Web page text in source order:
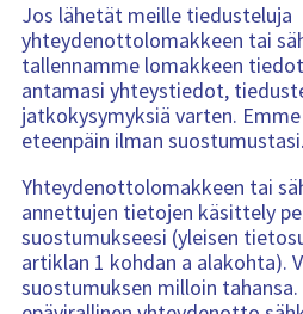
Jos lähetät meille tiedusteluja
yhteydenottolomakkeen tai
tallennamme lomakkeen
antamasi yhteystiedot,
jatkokysymyksiä varten.
eteenpäin ilman suostumustasi.
Yhteydenottolomakkeen tai
annettujen tietojen käsittely
suostumukseesi (yleisen
artiklan 1 kohdan a alakohta).
suostumuksen milloin